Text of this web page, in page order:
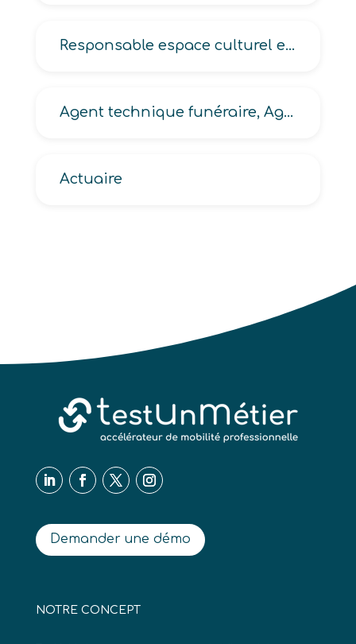
Responsable espace culturel en grande distribution
Agent technique funéraire, Agent chargé des crémations
Actuaire
Demander une démo
NOTRE CONCEPT